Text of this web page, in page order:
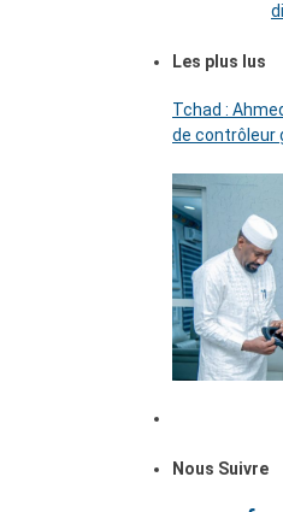
Les plus lus
Tchad :
de contrôleur
Nous Suivre